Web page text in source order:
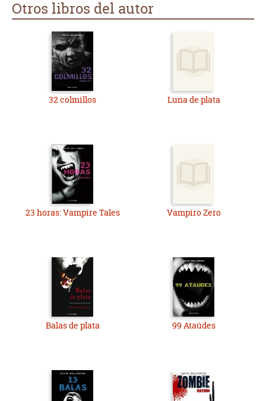
Otros libros del autor
32 colmillos Luna de plata
23 horas: Vampire Tales Vampiro Zero
Balas de plata 99 Ataúdes